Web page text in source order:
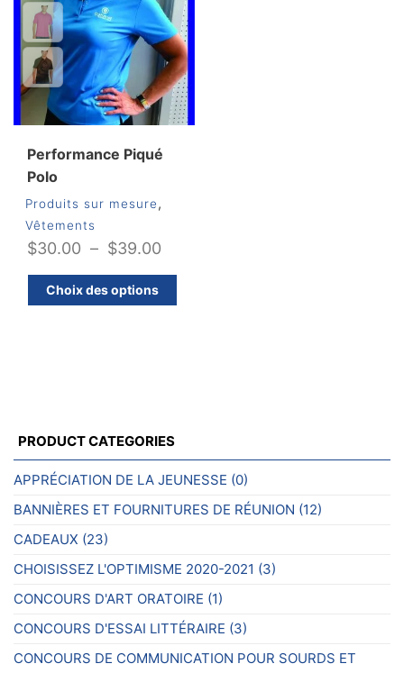
Performance Piqué
Polo
Produits sur mesure,
Vêtements
$30.00 – $39.00
de
Choix des options
choisies
la
du
PRODUCT CATEGORIES
APPRÉCIATION DE LA JEUNESSE (0)
BANNIÈRES ET FOURNITURES DE RÉUNION (12)
CADEAUX (23)
CHOISISSEZ L'OPTIMISME 2020-2021 (3)
CONCOURS D'ART ORATOIRE (1)
CONCOURS D'ESSAI LITTÉRAIRE (3)
CONCOURS DE COMMUNICATION POUR SOURDS ET